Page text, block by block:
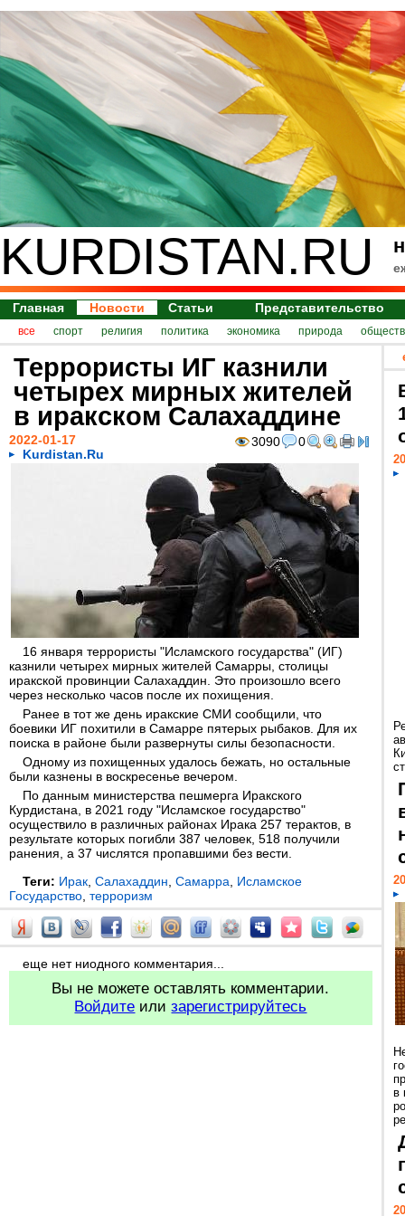
KURDISTAN.RU
Главная Новости Статьи Представительство
все спорт религия политика экономика природа
Террористы ИГ казнили
четырех мирных жителей
в иракском Салахаддине
3090 0
2022-01-17
Kurdistan.Ru
16 января террористы "Исламского государства" (ИГ)
казнили четырех мирных жителей Самарры, столицы
иракской провинции Салахаддин. Это произошло всего
через несколько часов после их похищения.
Ранее в тот же день иракские СМИ сообщили, что
боевики ИГ похитили в Самарре пятерых рыбаков. Для их
поиска в районе были развернуты силы безопасности.
Одному из похищенных удалось бежать, но остальные
были казнены в воскресенье вечером.
По данным министерства пешмерга Иракского
Курдистана, в 2021 году "Исламское государство"
осуществило в различных районах Ирака 257 терактов, в
результате которых погибли 387 человек, 518 получили
ранения, а 37 числятся пропавшими без вести.
Теги: Ирак Салахаддин Самарра
Исламское
Государство терроризм
еще нет ниодного комментария...
Вы не можете оставлять комментарии.
Войдите илизарегистрируйтесь
в